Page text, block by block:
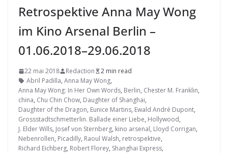
Retrospektive Anna May Wong
im Kino Arsenal Berlin –
01.06.2018–29.06.2018
22 mai 2018 Redaction
2 min read
Abril Padilla, Anna May Wong,
Anna May Wong: In Her Own Words, Berlin, Chester M. Franklin,
china, Chu Chin Chow, Daughter of Shanghai,
Daughter of the Dragon, Eunice Martins, Ewald André Dupont,
Grossstadtschmetterlin. Ballade einer Liebe, Hollywood,
J. Elder Wills, Josef von Sternberg, kino arsenal, Lloyd Corrigan,
Nebenrollen, Picadilly, Raoul Walsh, retrospektive,
Richard Eichberg, Robert Florey, Shanghai Express,